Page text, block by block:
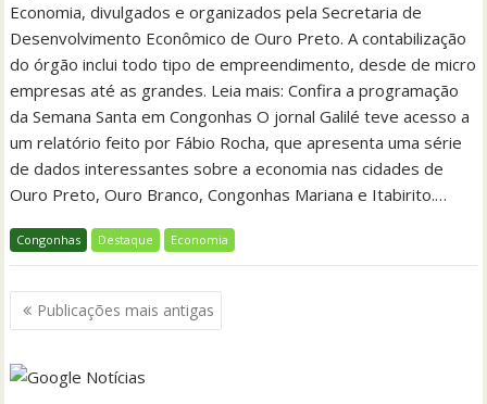
Economia, divulgados e organizados pela Secretaria de
Desenvolvimento Econômico de Ouro Preto. A contabilização
do órgão inclui todo tipo de empreendimento, desde de micro
empresas até as grandes. Leia mais: Confira a programação
da Semana Santa em Congonhas O jornal Galilé teve acesso a
um relatório feito por Fábio Rocha, que apresenta uma série
de dados interessantes sobre a economia nas cidades de
Ouro Preto, Ouro Branco, Congonhas Mariana e Itabirito.…
Congonhas Destaque Economia
Navegação
por
posts
Publicações mais antigas